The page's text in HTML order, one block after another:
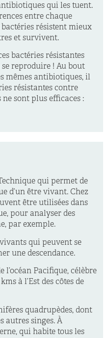
qui les tuent.
entre chaque
résistent mieux
et survivent.
bactéries résistantes
se reproduire ! Au bout
mêmes antibiotiques, il
résistantes contre
sont plus efficaces :
qui permet de
d’un être vivant. Chez
être utilisées dans
pour analyser des
par exemple.
qui peuvent se
une descendance.
l’océan Pacifique, célèbre
à l’Est des côtes de
quadrupèdes, dont
autres singes. À
qui habite tous les